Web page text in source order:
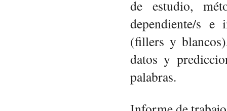
de estudio,
dependiente/s e
(fillers y
datos y
palabras.